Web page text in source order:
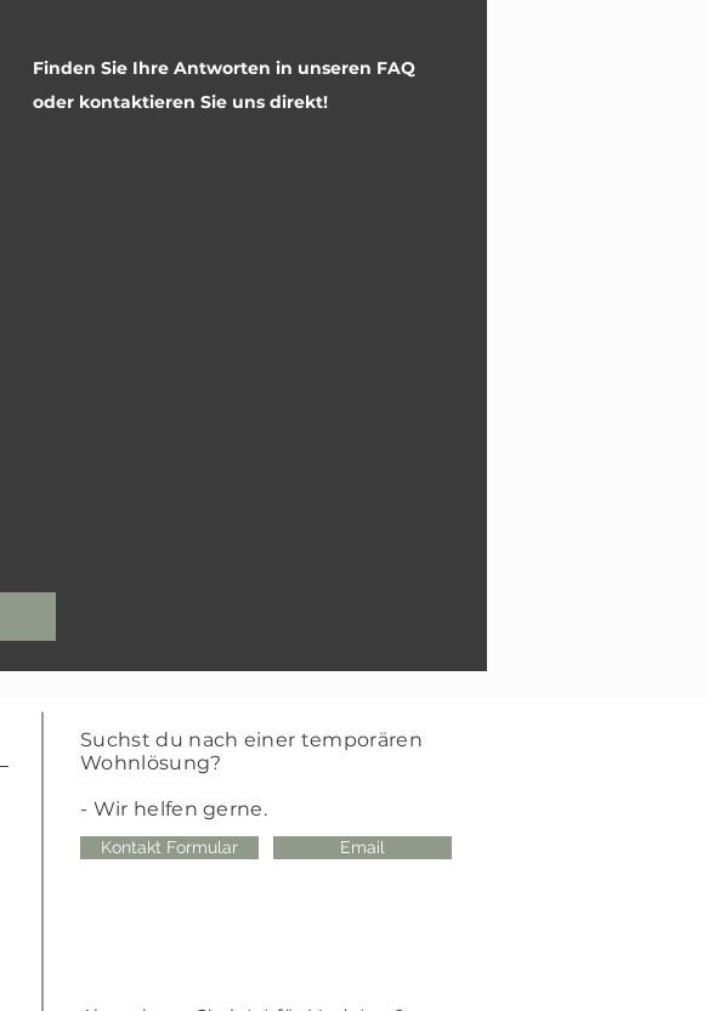
Finden Sie Ihre Antworten in unseren FAQ
oder kontaktieren Sie uns direkt!
Suchst du nach einer temporären
Wohnlösung?
- Wir helfen gerne.
Kontakt Formular Email